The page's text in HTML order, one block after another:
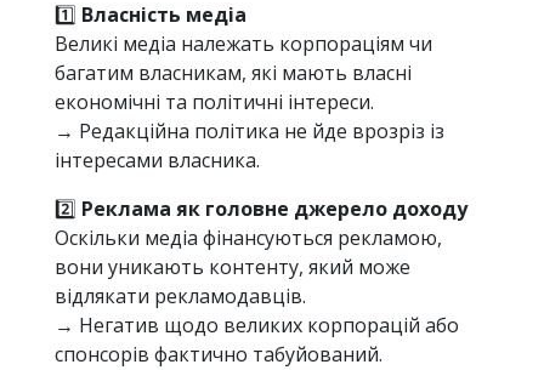
1️⃣ Власність медіа
Великі медіа належать корпораціям чи
багатим власникам, які мають власні
економічні та політичні інтереси.
→ Редакційна політика не йде врозріз із
інтересами власника.
2️⃣ Реклама як головне джерело доходу
Оскільки медіа фінансуються рекламою,
вони уникають контенту, який може
відлякати рекламодавців.
→ Негатив щодо великих корпорацій або
спонсорів фактично табуйований.